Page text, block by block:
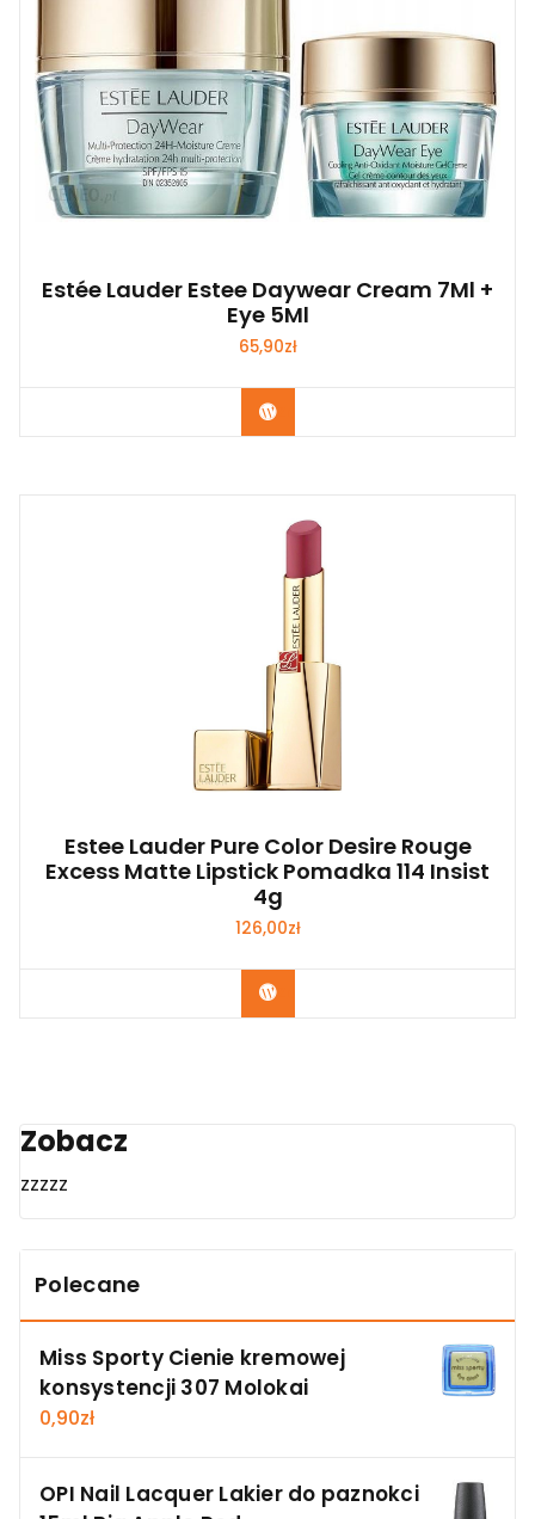
Estée Lauder Estee Daywear Cream 7Ml +
Eye 5Ml
65,90zł
Zobacz
Estee Lauder Pure Color Desire Rouge
Excess Matte Lipstick Pomadka 114 Insist
4g
126,00zł
Zobacz
Zobacz
zzzzz
Polecane
Miss Sporty Cienie kremowej
konsystencji 307 Molokai
0,90zł
OPI Nail Lacquer Lakier do paznokci